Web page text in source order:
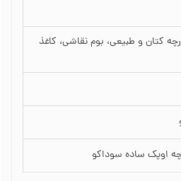
کتان و طبیعی، بوم نقاشی، کاغذ
اوپک ساده سوداکو